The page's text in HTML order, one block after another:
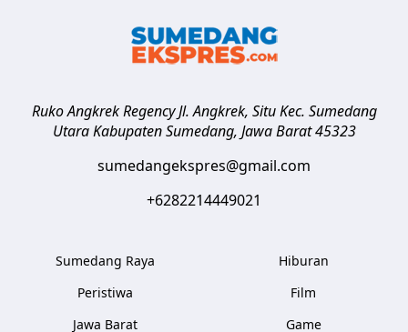
Ruko Angkrek Regency Jl. Angkrek, Situ Kec. Sumedang
Utara Kabupaten Sumedang, Jawa Barat 45323
sumedangekspres@gmail.com
+6282214449021
Sumedang Raya
Peristiwa
Jawa Barat
Hiburan
Film
Game